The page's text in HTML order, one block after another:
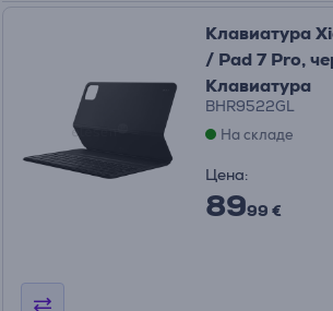
Клавиатура
/ Pad 7 Pro,
Клавиатура
BHR9522GL
На складе
Цена:
8999 €